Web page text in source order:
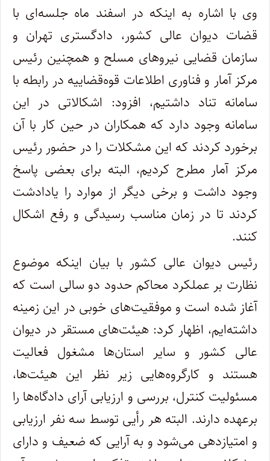
وی با اشاره به اینکه در اسفند ماه جلسه‌ای با
قضات دیوان عالی کشور، دادگستری تهران و
سازمان قضایی نیرو‌های مسلح و همچنین رئیس
مرکز آمار و فناوری اطلاعات قوه‌قضاییه در رابطه با
سامانه تناد داشتیم، افزود: اشکالاتی در این
سامانه وجود دارد که همکاران در حین کار با آن
برخورد کردند که این مشکلات را در حضور رئیس
مرکز آمار مطرح کردیم، البته برای بعضی پاسخ
وجود داشت و برخی دیگر از موارد را یادادشت
کردند تا در زمان مناسب رسیدگی و رفع اشکال
کنند.
رئیس دیوان عالی کشور با بیان اینکه موضوع
نظارت بر عملکرد محاکم حدود دو سالی است که
آغاز شده است و موفقیت‌های خوبی در این زمینه
داشته‌ایم، اظهار کرد: هیئت‌های مستقر در دیوان
عالی کشور و سایر استان‌ها مشغول فعالیت
هستند و کارگروه‌هایی زیر نظر این هیئت‌ها،
مسئولیت کنترل، بررسی و ارزیابی آرای دادگاه‌ها را
برعهده دارند. البته هر رأیی توسط سه نفر ارزیابی
و امتیازدهی می‌شود و به آرایی که ضعیف و دارای